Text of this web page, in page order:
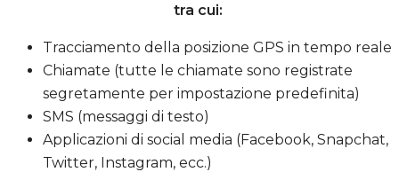
tra cui:
Tracciamento della posizione GPS in tempo reale
Chiamate (tutte le chiamate sono registrate
segretamente per impostazione predefinita)
SMS (messaggi di testo)
Applicazioni di social media (Facebook, Snapchat,
Twitter, Instagram, ecc.)